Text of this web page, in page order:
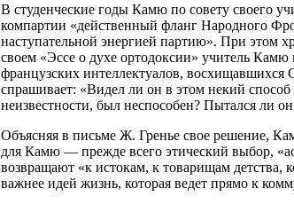
В студенческие годы Камю по совету своего
компартии «действенный фланг Народного
наступательной энергией партию». При этом
своем «Эссе о духе ортодоксии» учитель Камю
французских интеллектуалов,
спрашивает: «Видел ли он в этом некий
неизвестности, был неспособен? Пытался ли
Объясняя в письме Ж. Гренье свое решение,
для Камю — прежде всего этический выбор,
возвращают «к истокам, к товарищам детства,
важнее идей жизнь, которая ведет прямо к